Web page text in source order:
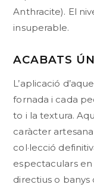
Anthracite). El
insuperable.
ACABATS
L’aplicació
fornada i cada
to i la textura.
caràcter
col·lecció
espectaculars
directius o banys